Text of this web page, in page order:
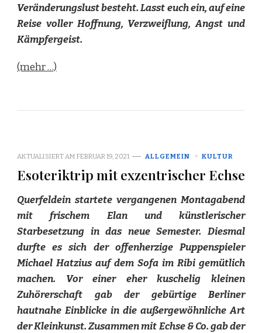
Veränderungslust besteht. Lasst euch ein, auf eine
Reise voller Hoffnung, Verzweiflung, Angst und
Kämpfergeist.
(mehr …)
AKTUALISIERT AM FEBRUAR 19, 2021 ALLGEMEIN KULTUR
Esoteriktrip mit exzentrischer Echse
Querfeldein startete vergangenen Montagabend
mit frischem Elan und künstlerischer
Starbesetzung in das neue Semester. Diesmal
durfte es sich der offenherzige Puppenspieler
Michael Hatzius auf dem Sofa im Ribi gemütlich
machen. Vor einer eher kuschelig kleinen
Zuhörerschaft gab der gebürtige Berliner
hautnahe Einblicke in die außergewöhnliche Art
der Kleinkunst. Zusammen mit Echse & Co. gab der